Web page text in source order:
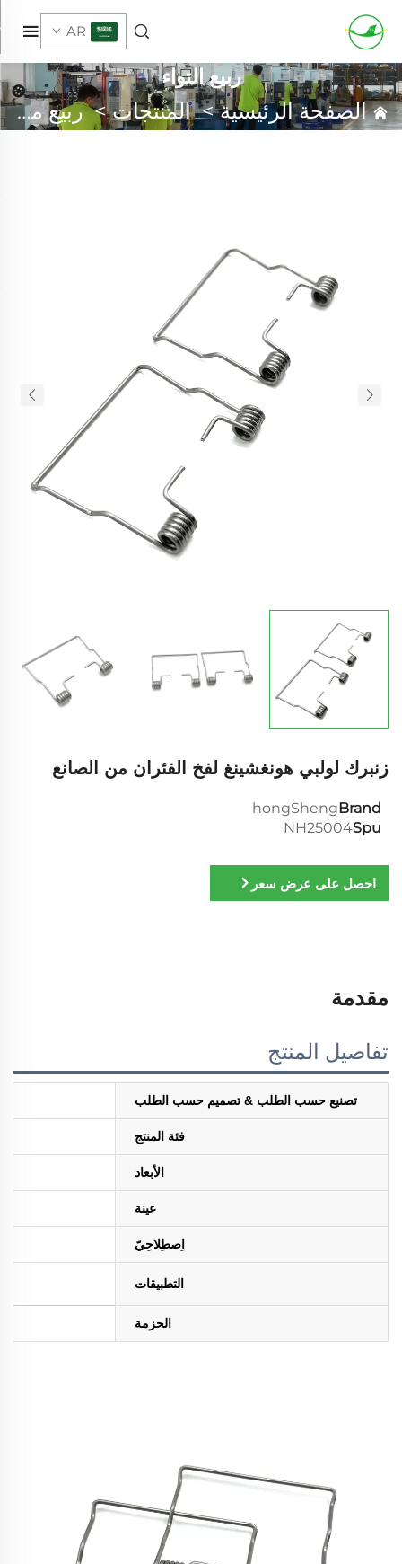
AR
ربيع التواء
الصفحة الرئيسية>المنتجات>ربيع مخصص
زنبرك لولبي هونغشينغ لفخ الفئران من الصانع
Brand
hongSheng
Spu
NH25004
احصل على عرض سعر
مقدمة
تفاصيل المنتج
تصنيع حسب الطلب & تصميم حسب الطلب
فئة المنتج
الأبعاد
عينة
اِصطِلاحِيّ
التطبيقات
الحزمة